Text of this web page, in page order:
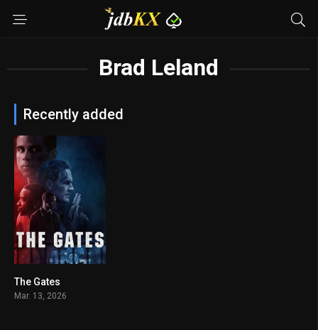
Brad Leland
Recently added
The Gates
Mar. 13, 2026